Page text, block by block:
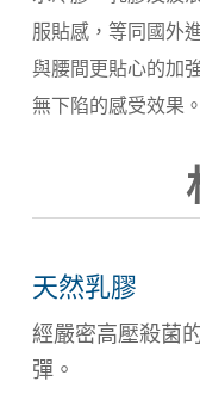
服貼感，等同國外
與腰間更貼心的加
無下陷的感受效果。
天然乳膠
經嚴密高壓殺菌
彈。